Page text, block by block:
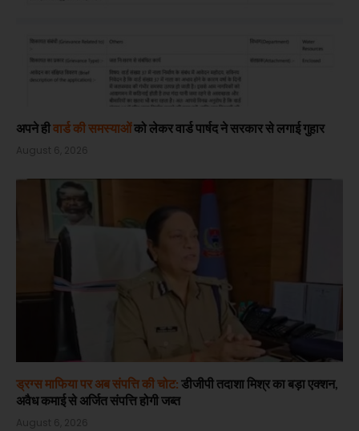
अपने हीवार्ड की समस्याओंको लेकर वार्ड पार्षद ने सरकार से लगाई गुहार
August 6, 2026
ड्रग्स माफिया पर अब संपत्ति की चोट: डीजीपी तदाशा मिश्र का बड़ा एक्शन,
अवैध कमाई से अर्जित संपत्ति होगी जब्त
August 6, 2026